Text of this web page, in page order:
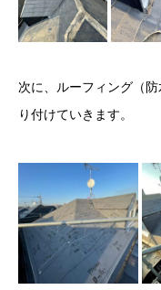
次に、ルーフィング（
り付けていきます。